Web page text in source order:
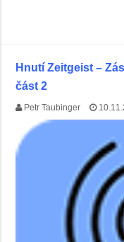
Hnutí Zeitgeist –
část 2
Petr Taubinger